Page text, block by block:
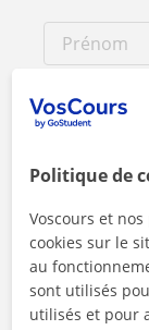
Politique de
Voscours et
cookies sur le
au
sont utilisés
utilisés et pour